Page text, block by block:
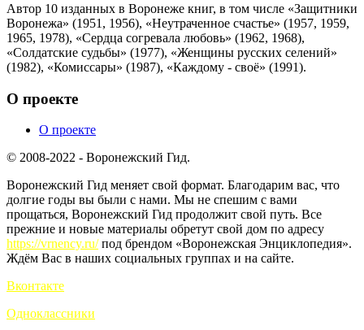
Автор 10 изданных в Воронеже книг, в том числе «Защитники
Воронежа» (1951, 1956), «Неутраченное счастье» (1957, 1959,
1965, 1978), «Сердца согревала любовь» (1962, 1968),
«Солдатские судьбы» (1977), «Женщины русских селений»
(1982), «Комиссары» (1987), «Каждому - своё» (1991).
О проекте
О проекте
© 2008-2022 - Воронежский Гид.
Воронежский Гид меняет свой формат. Благодарим вас, что
долгие годы вы были с нами. Мы не спешим с вами
прощаться, Воронежский Гид продолжит свой путь. Все
прежние и новые материалы обретут свой дом по адресу
https://vrnency.ru/под брендом «Воронежская Энциклопедия».
Ждём Вас в наших социальных группах и на сайте.
Вконтакте
Одноклассники